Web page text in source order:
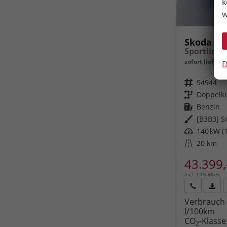
Skoda
sofort
Fahrzeugnr. 94944
Getriebe
Kraftstoff Benzin
Außenfarbe
Leistung 140 kW
Kilometerstand 20 km
incl. 19% MwSt.
anfordern
l/100km
CO2-Klasse: